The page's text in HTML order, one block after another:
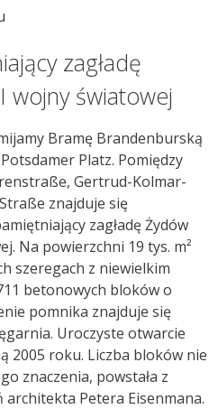
zagładę
wojny światowej
Bramę Brandenburską
Platz. Pomiędzy
Gertrud-Kolmar-
znajduje się
zagładę Żydów
Na powierzchni 19 tys. m²
szeregach z niewielkim
betonowych bloków o
pomnika znajduje się
Uroczyste otwarcie
2005 roku. Liczba bloków nie
znaczenia, powstała z
architekta Petera Eisenmana.